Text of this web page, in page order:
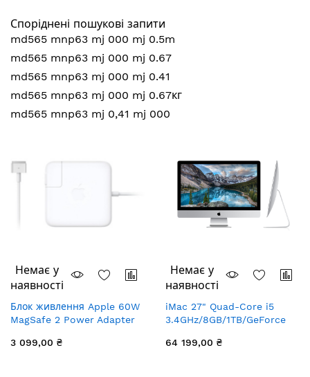
Споріднені пошукові запити
md565 mnp63 mj 000 mj 0.5m
md565 mnp63 mj 000 mj 0.67
md565 mnp63 mj 000 mj 0.41
md565 mnp63 mj 000 mj 0.67кг
md565 mnp63 mj 0,41 mj 000
Немає у
наявності
Блок живлення Apple 60W
MagSafe 2 Power Adapter
3 099,00 ₴
Немає у
наявності
iMac 27" Quad-Core i5
3.4GHz/8GB/1TB/GeForce
64 199,00 ₴